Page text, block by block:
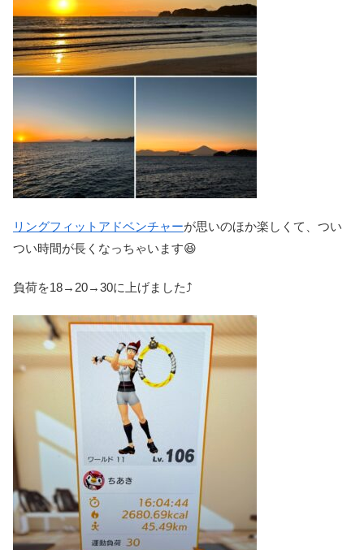
リングフィットアドベンチャーが思いのほか楽しくて、つい
つい時間が長くなっちゃいます😆
負荷を18→20→30に上げました⤴️